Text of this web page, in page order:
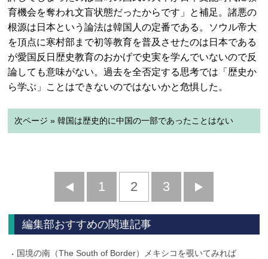
育機会を奪われ文盲状態だったからです」と補足。諸悪の
根源は日本という論法は韓国人の定番である。ソウル帝大
を頂点に寒村部まで初等教育を普及させたのは日本である
が愛国反日歴史教育のおかげで史実を学んでいないので反
論しても意味がない。過去を全否定する思考では「歴史か
ら学ぶ」ことはできないのではないかと危惧した。
次ページ » 韓国は歴史的に中国の一部であったことはない
前
へ
1 2 3
へ
編集部おすすめの関連記事
国境の南（The South of Border）メキシコを覗いてみれば